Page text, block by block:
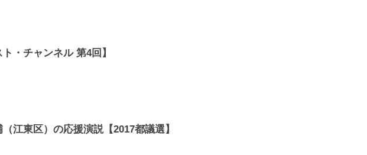
・チャンネル 第4回】
江東区）の応援演説【2017都議選】